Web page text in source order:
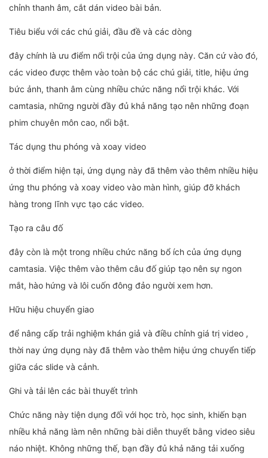
chỉnh thanh âm, cắt dán video bài bản.
Tiêu biểu với các chú giải, đầu đề và các dòng
đây chính là ưu điểm nổi trội của ứng dụng này. Căn cứ vào đó,
các video được thêm vào toàn bộ các chú giải, title, hiệu ứng
bức ảnh, thanh âm cùng nhiều chức năng nổi trội khác. Với
camtasia, những người đầy đủ khả năng tạo nên những đoạn
phim chuyên môn cao, nổi bật.
Tác dụng thu phóng và xoay video
ở thời điểm hiện tại, ứng dụng này đã thêm vào thêm nhiều hiệu
ứng thu phóng và xoay video vào màn hình, giúp đỡ khách
hàng trong lĩnh vực tạo các video.
Tạo ra câu đố
đây còn là một trong nhiều chức năng bổ ích của ứng dụng
camtasia. Việc thêm vào thêm câu đố giúp tạo nên sự ngon
mắt, hào hứng và lôi cuốn đông đảo người xem hơn.
Hữu hiệu chuyển giao
để nâng cấp trải nghiệm khán giả và điều chỉnh giá trị video ,
thời nay ứng dụng này đã thêm vào thêm hiệu ứng chuyển tiếp
giữa các slide và cảnh.
Ghi và tải lên các bài thuyết trình
Chức năng này tiện dụng đối với học trò, học sinh, khiến bạn
nhiều khả năng làm nên những bài diễn thuyết bằng video siêu
náo nhiệt. Không những thế, bạn đầy đủ khả năng tải xuống